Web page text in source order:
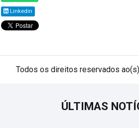
Linkedin
Todos os direitos reservados
ÚLTIMAS